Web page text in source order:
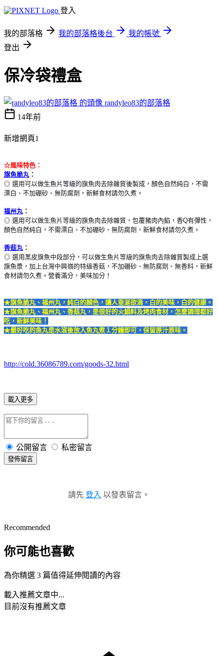
登入
我的部落格 我的部落格後台
我的帳號
登出
保冷袋禮盒
randyleo83的部落格
14年前
新增網頁1
☆風味特色：
旗魚脆丸 ：
◎ 選用可以做生魚片等級的旗魚肉去除雜質後製成，顏色自然純白，不需
漂白、不加硼砂、無防腐劑，新鮮食材請勿久煮。
福州丸 ：
◎ 選用可以做生魚片等級的旗魚肉去除雜質，包覆豬肉內餡，香Q有彈性，
顏色自然純白，不需漂白、不加硼砂、無防腐劑，新鮮食材請勿久煮。
香菇丸 ：
◎ 選用黑皮旗魚中段部分，可以做生魚片等級的旗魚肉去除雜質製成上選
旗魚漿，加上台灣中興嶺的特級香菇，不加硼砂、無防腐劑、無香料，新鮮
食材請勿久煮。營養滿分，美味加分！
★旗魚脆丸、福州丸，純白的顏色，讓人垂涎欲滴，白的美味，白的健康。
★旗魚脆丸、福州丸、香菇丸，是很好的火鍋料及烤肉食材，怎麼調理都好
吃，新鮮美味！
★最好吃的魚丸是水滾後放入魚丸煮１分鐘即可，保留原汁原味。
http://cold.36086789.com/goods-32.html
載入更多
公開留言 私密留言
發佈留言
請先 登入 以發表留言。
Recommended
你可能也喜歡
為你精選 3 篇值得延伸閱讀的內容
載入推薦文章中...
目前沒有推薦文章